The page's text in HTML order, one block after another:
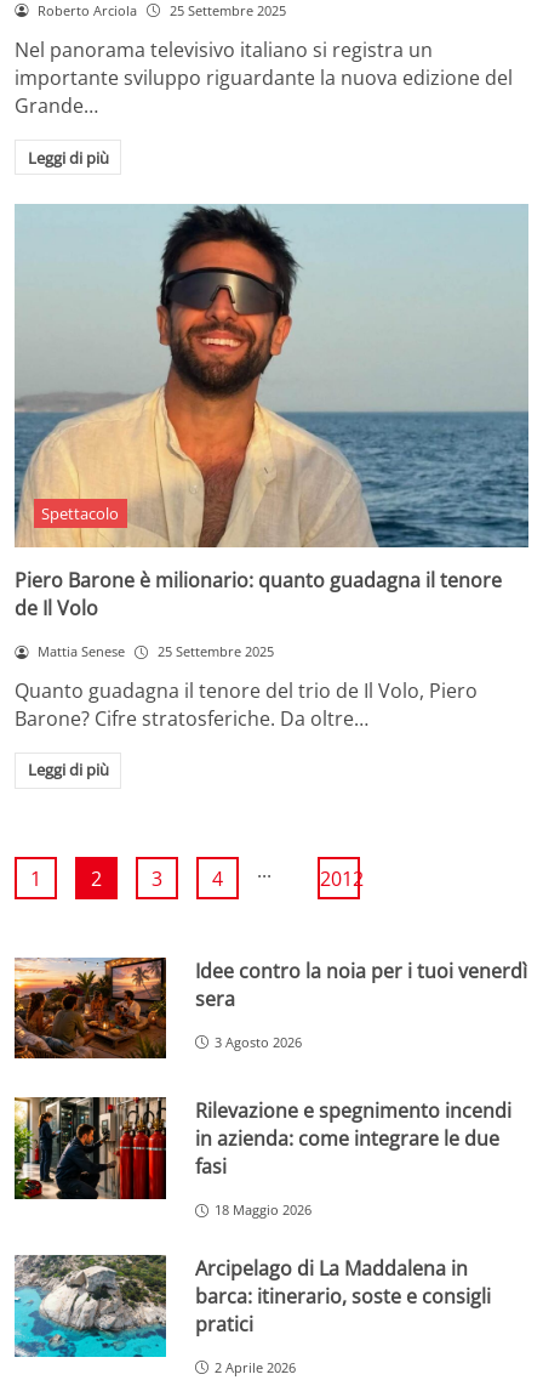
Roberto Arciola 25 Settembre 2025
Nel panorama televisivo italiano si registra un
importante sviluppo riguardante la nuova edizione del
Grande…
Leggi di più
Spettacolo
Piero Barone è milionario: quanto guadagna il tenore
de Il Volo
Mattia Senese 25 Settembre 2025
Quanto guadagna il tenore del trio de Il Volo, Piero
Barone? Cifre stratosferiche. Da oltre…
Leggi di più
1 2 3 4 ... 2012
Idee contro la noia per i tuoi venerdì
sera
3 Agosto 2026
Rilevazione e spegnimento incendi
in azienda: come integrare le due
fasi
18 Maggio 2026
Arcipelago di La Maddalena in
barca: itinerario, soste e consigli
pratici
2 Aprile 2026